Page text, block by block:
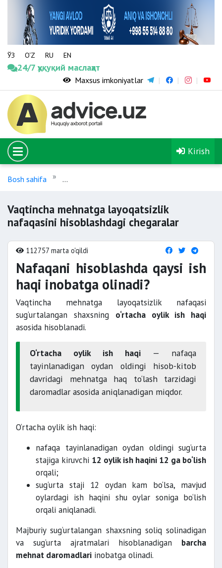
ЎЗ O‘Z RU EN
24/7 ҳуқуқий маслаҳат
Maxsus imkoniyatlar
Kirish
Bosh sahifa
Vaqtincha mehnatga layoqatsizlik
nafaqasini hisoblashdagi chegaralar
112757 marta o'qildi
Nafaqani hisoblashda qaysi ish
haqi inobatga olinadi?
Vaqtincha mehnatga layoqatsizlik nafaqasi
sug‘urtalangan shaxsning o‘rtacha oylik ish haqi
asosida hisoblanadi.
O‘rtacha oylik ish haqi — nafaqa
tayinlanadigan oydan oldingi hisob-kitob
davridagi mehnatga haq to‘lash tarzidagi
daromadlar asosida aniqlanadigan miqdor.
O‘rtacha oylik ish haqi:
nafaqa tayinlanadigan oydan oldingi sug‘urta
stajiga kiruvchi 12 oylik ish haqini 12 ga bo‘lish
orqali;
sug‘urta staji 12 oydan kam bo‘lsa, mavjud
oylardagi ish haqini shu oylar soniga bo‘lish
orqali aniqlanadi.
Majburiy sug‘urtalangan shaxsning soliq solinadigan
va sug‘urta ajratmalari hisoblanadigan barcha
mehnat daromadlari inobatga olinadi.